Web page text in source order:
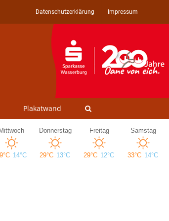
Datenschutzerklärung Impressum
Plakatwand